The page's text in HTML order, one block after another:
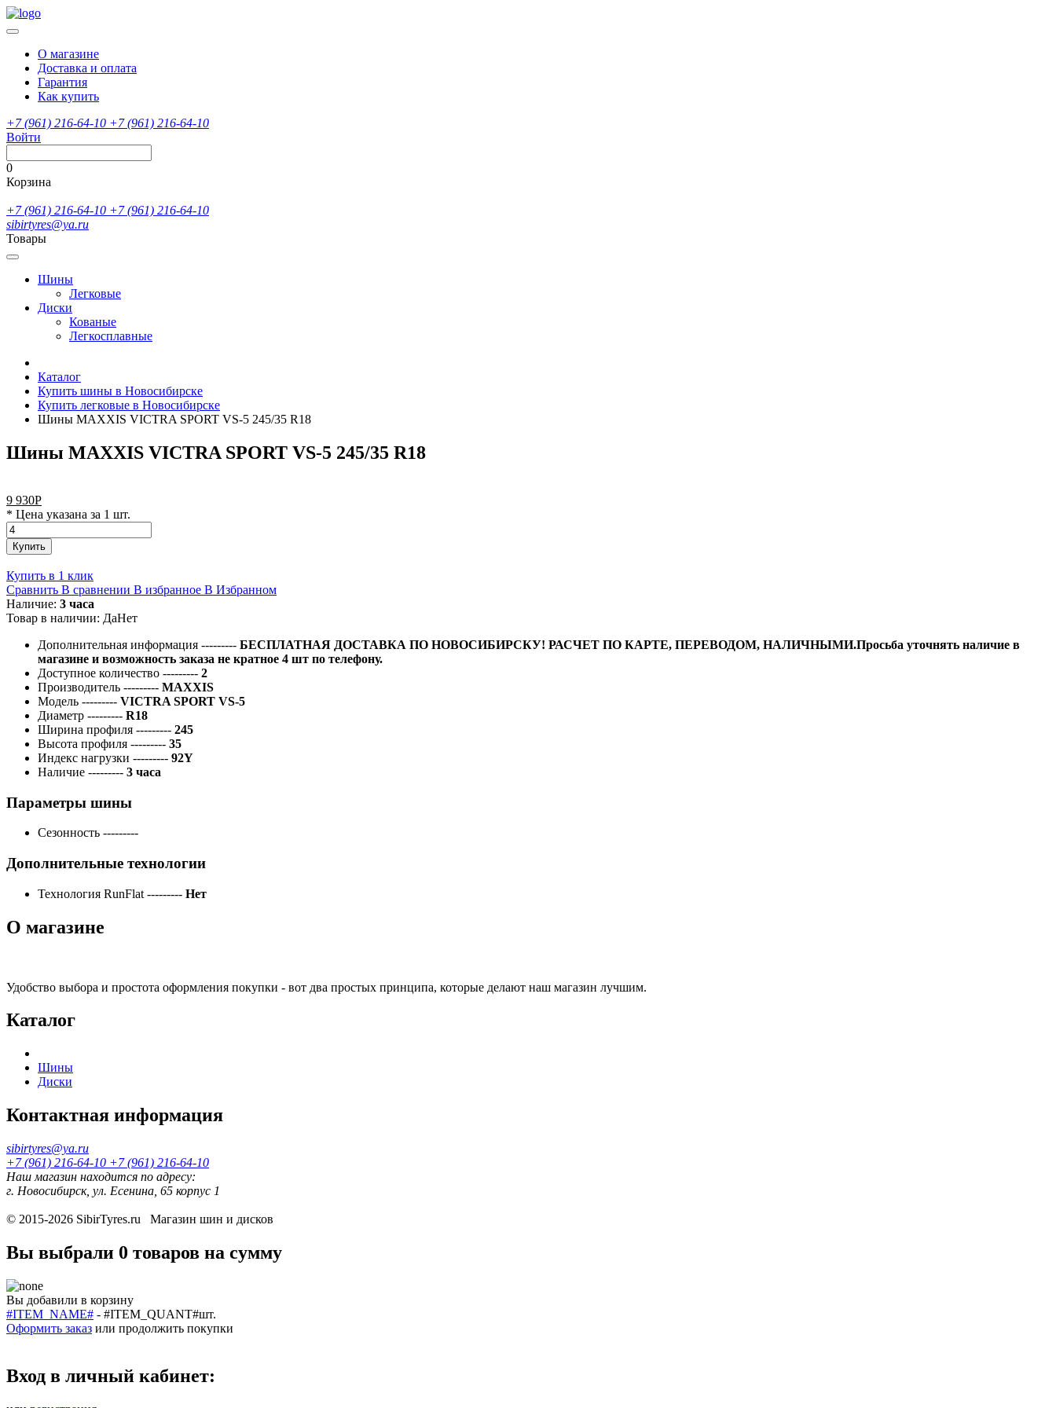
О магазине
Доставка и оплата
Гарантия
Как купить
+7 (961) 216-64-10 +7 (961) 216-64-10
Войти
0
Корзина
+7 (961) 216-64-10 +7 (961) 216-64-10
sibirtyres@ya.ru
Товары
Шины
Легковые
Диски
Кованые
Легкосплавные
Каталог
Купить шины в Новосибирске
Купить легковые в Новосибирске
Шины MAXXIS VICTRA SPORT VS-5 245/35 R18
Шины MAXXIS VICTRA SPORT VS-5 245/35 R18
9 930Р
* Цена указана за 1 шт.
Купить
Купить в 1 клик
Сравнить В сравнении В избранное В Избранном
Наличие: 3 часа
Товар в наличии: ДаНет
Дополнительная информация --------- БЕСПЛАТНАЯ ДОСТАВКА ПО НОВОСИБИРСКУ! РАСЧЕТ ПО КАРТЕ, ПЕРЕВОДОМ, НАЛИЧНЫМИ.Просьба уточнять наличие в
магазине и возможность заказа не кратное 4 шт по телефону.
Доступное количество --------- 2
Производитель --------- MAXXIS
Модель --------- VICTRA SPORT VS-5
Диаметр --------- R18
Ширина профиля --------- 245
Высота профиля --------- 35
Индекс нагрузки --------- 92Y
Наличие --------- 3 часа
Параметры шины
Сезонность ---------
Дополнительные технологии
Технология RunFlat --------- Нет
О магазине
Удобство выбора и простота оформления покупки - вот два простых принципа, которые делают наш магазин лучшим.
Каталог
Шины
Диски
Контактная информация
sibirtyres@ya.ru
+7 (961) 216-64-10 +7 (961) 216-64-10
Наш магазин находится по адресу:
г. Новосибирск, ул. Есенина, 65 корпус 1
© 2015-2026 SibirTyres.ru Магазин шин и дисков
Вы выбрали 0 товаров на сумму
Вы добавили в корзину
#ITEM_NAME# - #ITEM_QUANT#шт.
Оформить заказ или продолжить покупки
Вход в личный кабинет: